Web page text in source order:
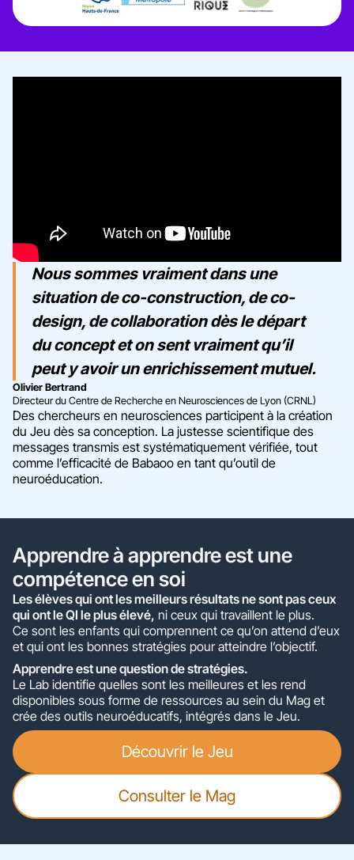
Nous sommes vraiment dans une
situation de co-construction, de co-
design, de collaboration dès le départ
du concept et on sent vraiment qu’il
peut y avoir un enrichissement mutuel.
Olivier Bertrand
Directeur du Centre de Recherche en Neurosciences de Lyon (CRNL)
Des chercheurs en neurosciences participent à la création
du Jeu dès sa conception. La justesse scientifique des
messages transmis est systématiquement vérifiée, tout
comme l’efficacité de Babaoo en tant qu’outil de
neuroéducation.
Apprendre à apprendre est une
compétence en soi
Les élèves qui ont les meilleurs résultats ne sont pas ceux
qui ont le QI le plus élevé, ni ceux qui travaillent le plus.
Ce sont les enfants qui comprennent ce qu’on attend d’eux
et qui ont les bonnes stratégies pour atteindre l’objectif.
Apprendre est une question de stratégies.
Le Lab identifie quelles sont les meilleures et les rend
disponibles sous forme de ressources au sein du Mag et
crée des outils neuroéducatifs, intégrés dans le Jeu.
Découvrir le Jeu
Consulter le Mag